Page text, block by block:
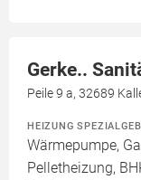
Gerke..
Peile 9 a, 32689
HEIZUNG
Wärmepumpe,
Pelletheizung,